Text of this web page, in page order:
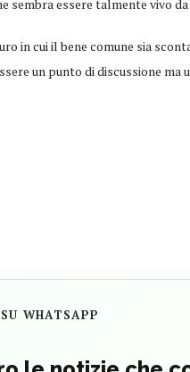
sembra essere talmente vivo
in cui il bene comune sia
un punto di discussione ma
WHATSAPP